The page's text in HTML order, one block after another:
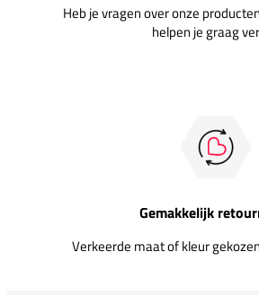
Heb je vragen over onze
helpen je graag
Gemakkelijk
Verkeerde maat of kleur